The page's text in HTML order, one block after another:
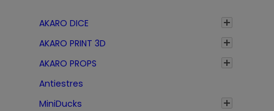
AKARO DICE
AKARO PRINT 3D
AKARO PROPS
Antiestres
MiniDucks